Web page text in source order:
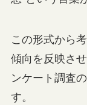
この形式から
傾向を反映さ
ンケート調査
す。